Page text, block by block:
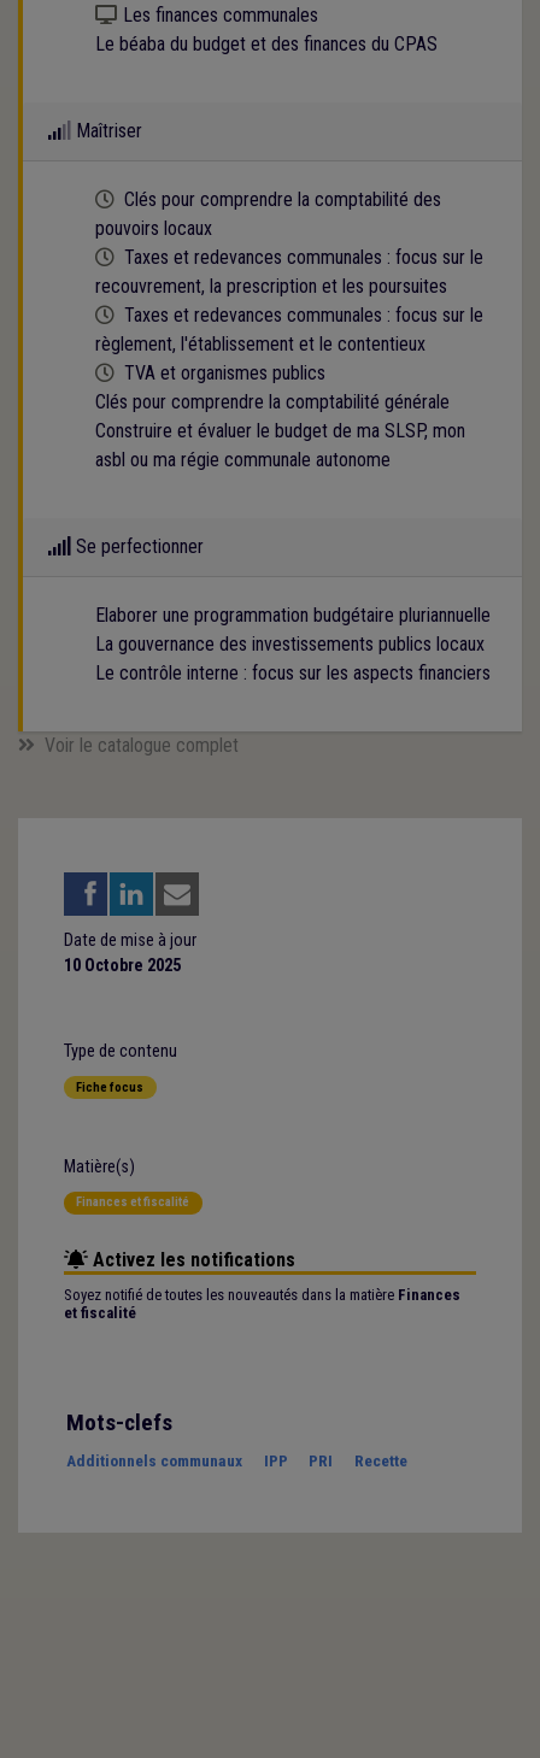
Kit numérique gratuit
Les finances communales
Le béaba du budget et des finances du CPAS
Maîtriser
Cette formation est programmée
Clés pour comprendre la comptabilité des
pouvoirs locaux
Cette formation est programmée
Taxes et redevances communales : focus sur le
recouvrement, la prescription et les poursuites
Cette formation est programmée
Taxes et redevances communales : focus sur le
règlement, l'établissement et le contentieux
Cette formation est programmée
TVA et organismes publics
Clés pour comprendre la comptabilité générale
Construire et évaluer le budget de ma SLSP, mon
asbl ou ma régie communale autonome
Se perfectionner
Elaborer une programmation budgétaire pluriannuelle
La gouvernance des investissements publics locaux
Le contrôle interne : focus sur les aspects financiers
Voir le catalogue complet
Date de mise à jour
10 Octobre 2025
Type de contenu
Fiche focus
Matière(s)
Finances et fiscalité
Activez les notifications
Soyez notifié de toutes les nouveautés dans la matière Finances
et fiscalité
Mots-clefs
Additionnels communaux IPP PRI Recette